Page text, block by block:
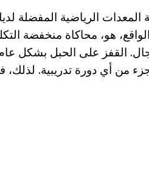
الرياضية المفضلة
هو، محاكاة منخفضة
القفز على الحبل بشكل
من أي دورة تدريبية.